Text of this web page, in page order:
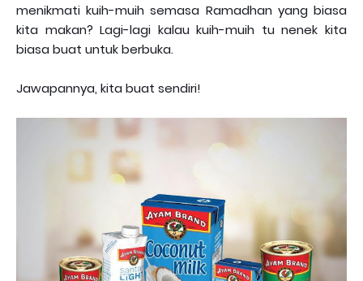
menikmati kuih-muih semasa Ramadhan yang biasa
kita makan? Lagi-lagi kalau kuih-muih tu nenek kita
biasa buat untuk berbuka.
Jawapannya, kita buat sendiri!